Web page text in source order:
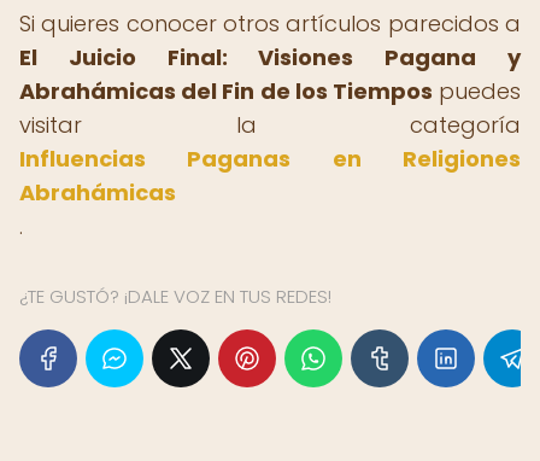
Si quieres conocer otros artículos parecidos a
El Juicio Final: Visiones Pagana y
Abrahámicas del Fin de los Tiempos puedes
visitar la categoría
Influencias Paganas en Religiones
Abrahámicas
.
¿TE GUSTÓ? ¡DALE VOZ EN TUS REDES!